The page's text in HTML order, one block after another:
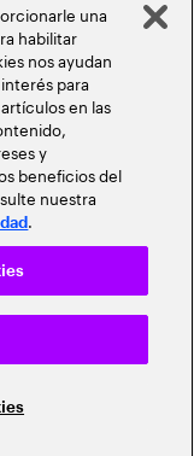
una
habilitar
nos ayudan
para
en las
y
beneficios del
nuestra
.